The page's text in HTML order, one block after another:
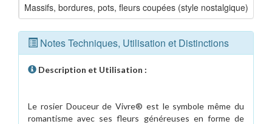
Massifs, bordures, pots, fleurs coupées (style nostalgique)
Notes Techniques, Utilisation et Distinctions
Description et Utilisation :
Le rosier Douceur de Vivre® est le symbole même du
romantisme avec ses fleurs généreuses en forme de